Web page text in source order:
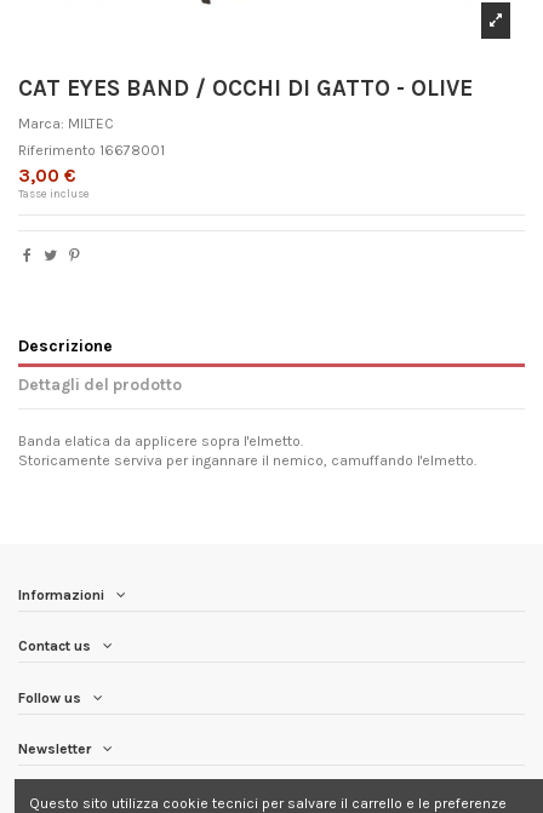
CAT EYES BAND / OCCHI DI GATTO - OLIVE
Marca: MILTEC
Riferimento 16678001
3,00 €
Tasse incluse
Descrizione
Dettagli del prodotto
Banda elatica da applicere sopra l'elmetto.
Storicamente serviva per ingannare il nemico, camuffando l'elmetto.
Informazioni
Contact us
Follow us
Newsletter
Questo sito utilizza cookie tecnici per salvare il carrello e le preferenze